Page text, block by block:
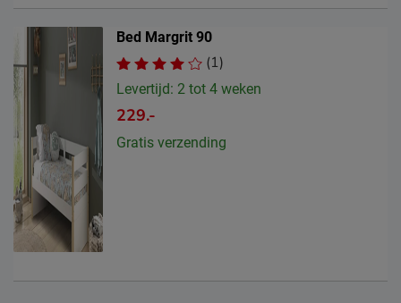
Bed Margrit 90
(1)
Levertijd: 2 tot 4 weken
229.-
Gratis verzending